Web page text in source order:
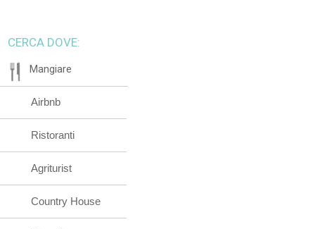
CERCA DOVE:
Mangiare
Airbnb
Ristoranti
Agriturist
Country House